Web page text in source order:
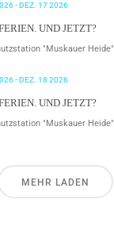
- DEZ. 17 2026
UND JETZT?
"Muskauer Heide"
- DEZ. 18 2026
UND JETZT?
"Muskauer Heide"
MEHR LADEN